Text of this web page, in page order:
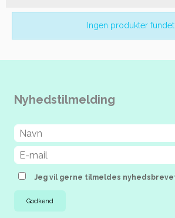
Ingen produkter fundet.
Nyhedstilmelding
Jeg vil gerne tilmeldes
Godkend